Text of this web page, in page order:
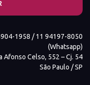
1958 / 11 94197-8050
(Whatsapp)
Afonso Celso, 552 – Cj. 54
São Paulo / SP